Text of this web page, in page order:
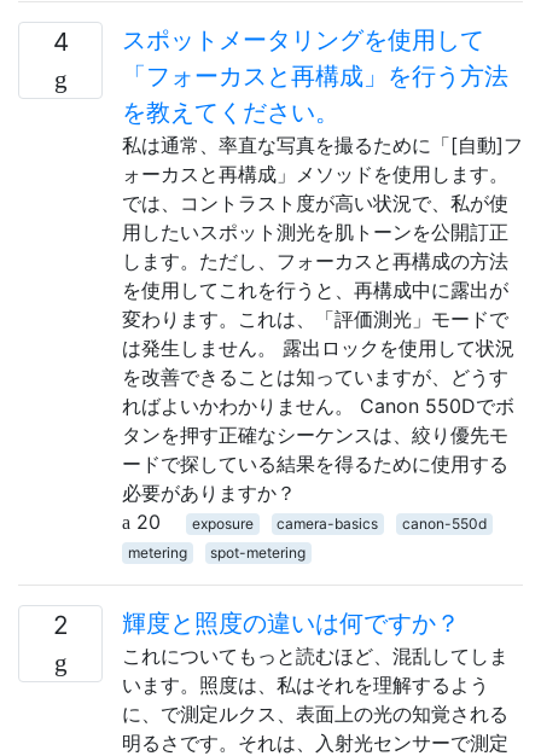
4
スポットメータリングを使用して
「フォーカスと再構成」を行う方法
を教えてください。
私は通常、率直な写真を撮るために「[自動]フ
ォーカスと再構成」メソッドを使用します。
では、コントラスト度が高い状況で、私が使
用したいスポット測光を肌トーンを公開訂正
します。ただし、フォーカスと再構成の方法
を使用してこれを行うと、再構成中に露出が
変わります。これは、「評価測光」モードで
は発生しません。 露出ロックを使用して状況
を改善できることは知っていますが、どうす
ればよいかわかりません。 Canon 550Dでボ
タンを押す正確なシーケンスは、絞り優先モ
ードで探している結果を得るために使用する
必要がありますか？
20
exposure camera-basics
canon-550d
metering
spot-metering
2 輝度と照度の違いは何ですか？
これについてもっと読むほど、混乱してしま
います。照度は、私はそれを理解するよう
に、で測定ルクス、表面上の光の知覚される
明るさです。それは、入射光センサーで測定